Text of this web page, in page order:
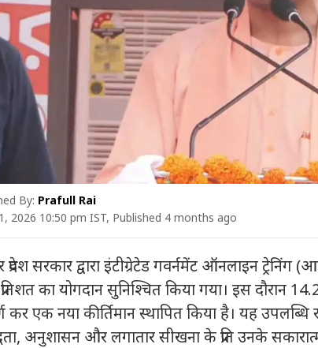
By: Prafull Rai
2026 10:50 pm IST, Published 4 months ago
प्रदेश सरकार द्वारा इंटीग्रेटेड गवर्नमेंट ऑनलाइन
का योगदान सुनिश्चित किया गया। इस दौरान
कर एक नया कीर्तिमान स्थापित किया है। यह उपलब्धि
अनुशासन और लगातार सीखना के प्रति उनके